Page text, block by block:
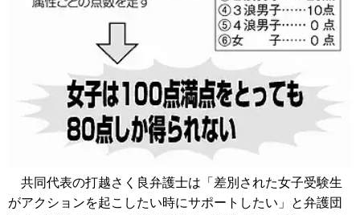
共同代表の打越さく良弁護士は「差別された女子受験生
がアクションを起こしたい時にサポートしたい」と弁護団